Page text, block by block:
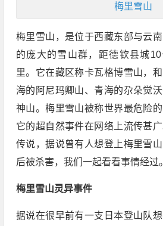
梅里雪山
梅里雪山，是位于西藏东部与云
的庞大的雪山群，距德钦县城
里。它在藏区称卡瓦格博雪山，
海的阿尼玛卿山、青海的尕朵觉
神山。梅里雪山被称世界最危险
它的超自然事件在网络上流传甚
传说，据说曾有人想登上梅里雪
后被杀害，我们一起看看事情经过。
梅里雪山灵异事件
据说在很早前有一支日本登山队